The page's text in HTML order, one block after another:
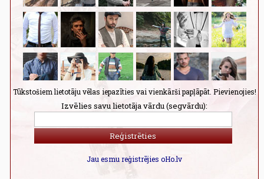
Tūkstošiem lietotāju vēlas iepazīties vai vienkārši papļāpāt. Pievienojies!
Izvēlies savu lietotāja vārdu (segvārdu):
Jau esmu reģistrējies oHo.lv